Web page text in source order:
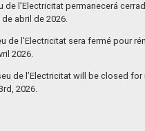
de l’Electricitat permanecerá
abril de 2026.
de l’Electricitat sera fermé pour
2026.
de l’Electricitat will be closed
2026.